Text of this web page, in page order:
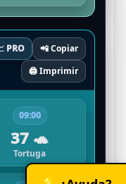
PRO
📲 Copiar
🖨️ Imprimir
09:00
37 🐢
Tortuga